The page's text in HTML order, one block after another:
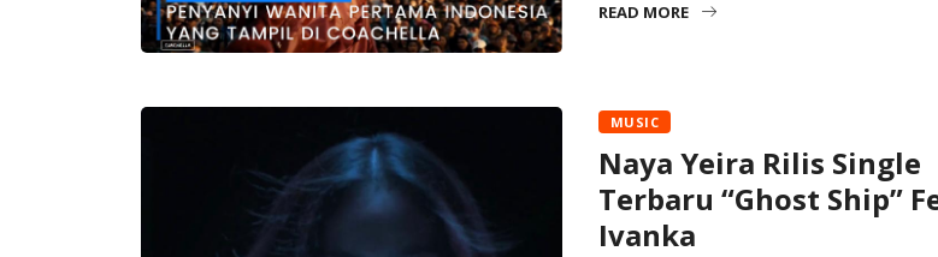
READ MORE
MUSIC
Naya Yeira Rilis Single
Terbaru “Ghost Ship”
Ivanka